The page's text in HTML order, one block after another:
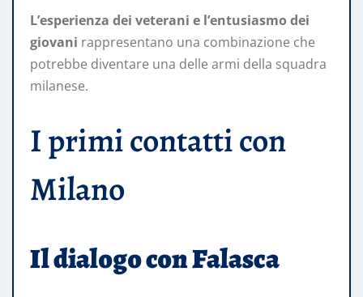
L’esperienza dei veterani e l’entusiasmo dei
giovani rappresentano una combinazione che
potrebbe diventare una delle armi della squadra
milanese.
I primi contatti con
Milano
Il dialogo con Falasca